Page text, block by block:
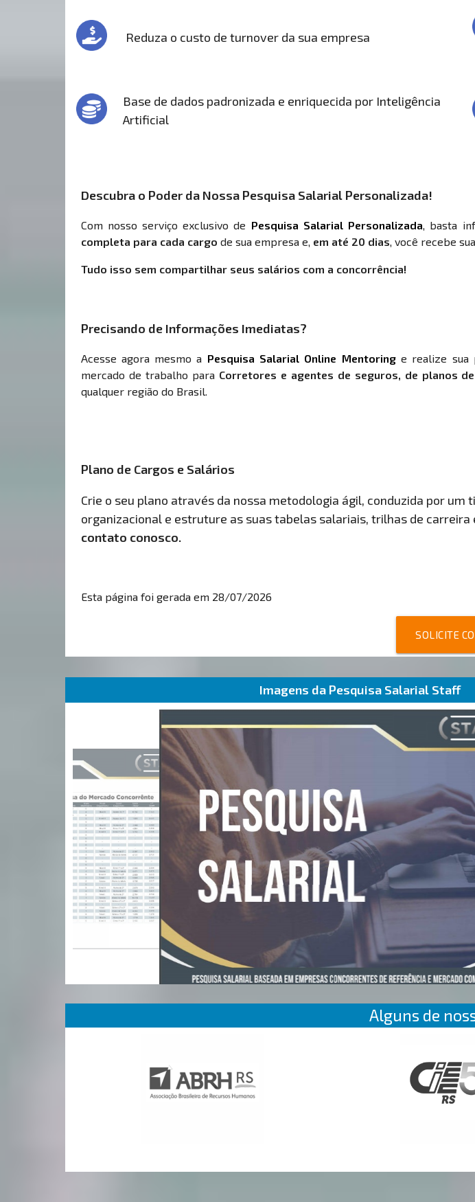
Reduza o custo de turnover da sua empresa
Base de dados padronizada e enriquecida por Inteligência
Artificial
Descubra o Poder da Nossa Pesquisa Salarial Personalizada!
Com nosso serviço exclusivo de Pesquisa Salarial Personalizada, basta
completa para cada cargo de sua empresa e, em até 20 dias, você recebe
Tudo isso sem compartilhar seus salários com a concorrência!
Precisando de Informações Imediatas?
Acesse agora mesmo a Pesquisa Salarial Online Mentoringe realize sua
mercado de trabalho para Corretores e agentes de seguros, de planos
qualquer região do Brasil.
Plano de Cargos e Salários
Crie o seu plano através da nossa metodologia ágil, conduzida por
organizacional e estruture as suas tabelas salariais, trilhas de
contato conosco.
Esta página foi gerada em 28/07/2026
SOLICITE
Imagens da Pesquisa Salarial Staff
Alguns de